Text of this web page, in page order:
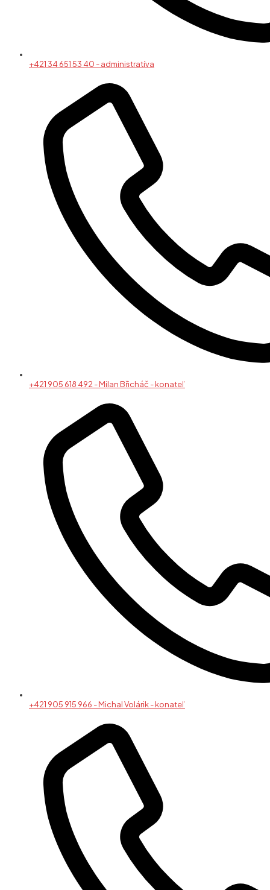
+421 34 651 53 40 - administratíva
+421 905 618 492 - Milan Břicháč - konateľ
+421 905 915 966 - Michal Volárik - konateľ